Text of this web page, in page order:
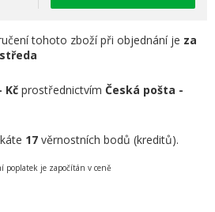
tohoto zboží při objednání je za
středa
Kč prostřednictvím Česká pošta -
17 věrnostních bodů (kreditů).
poplatek je započítán v ceně